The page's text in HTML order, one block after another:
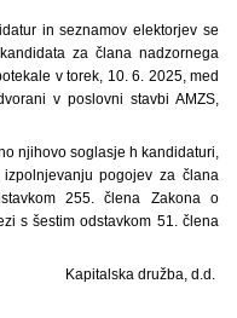
in seznamov elektorjev se
za člana nadzornega
v torek, 10. 6. 2025, med
v poslovni stavbi AMZS,
njihovo soglasje h kandidaturi,
pogojev za člana
255. člena Zakona o
s šestim odstavkom 51. člena
Kapitalska družba, d.d.